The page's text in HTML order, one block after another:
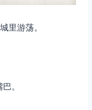
里游荡。
。